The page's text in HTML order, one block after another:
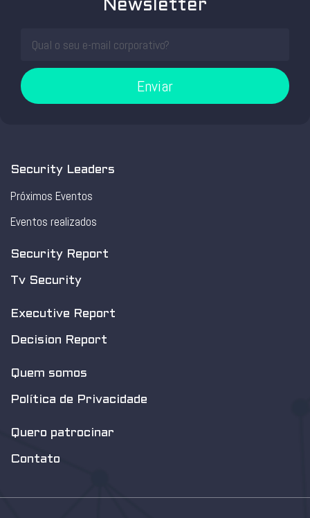
Newsletter
Enviar
Security Leaders
Próximos Eventos
Eventos realizados
Security Report
Tv Security
Executive Report
Decision Report
Quem somos
Política de Privacidade
Quero patrocinar
Contato